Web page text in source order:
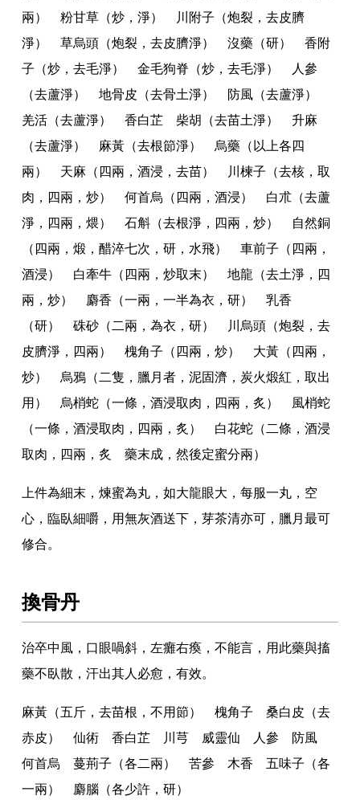
兩） 粉甘草（炒 ，淨） 川附子（炮裂 ，去皮臍
淨） 草烏頭（炮裂 ，去皮臍淨） 沒藥（研） 香附
子（炒 ，去毛淨） 金毛狗脊（炒 ，去毛淨） 人參
（去蘆淨） 地骨皮（去骨土淨） 防風（去蘆淨）
羌活（去蘆淨） 香白芷 柴胡（去苗土淨） 升麻
（去蘆淨） 麻黃（去根節淨） 烏藥（以上各四
兩） 天麻（四兩 ，酒浸 ，去苗） 川楝子（去核 ，取
肉 ， 四兩 ，炒） 何首烏（四兩 ，酒浸） 白朮（去蘆
淨 ， 四兩 ，煨） 石斛（去根淨 ， 四兩 ，炒） 自然銅
（四兩 ，煅 ，醋淬七次 ，研 ， 水飛） 車前子（四兩 ，
酒浸） 白牽牛（四兩 ，炒取末） 地龍（去土淨 ， 四
兩 ，炒） 麝香（一兩 ，一半為衣 ，研） 乳香
（研） 硃砂（二兩 ，為衣 ，研） 川烏頭（炮裂 ，去
皮臍淨 ， 四兩） 槐角子（四兩 ，炒） 大黃（四兩 ，
炒） 烏鴉（二隻 ， 臘月者 ，泥固濟 ， 炭火煅紅 ，取出
用） 烏梢蛇（一條 ，酒浸取肉 ， 四兩 ，炙） 風梢蛇
（一條 ，酒浸取肉 ， 四兩 ，炙） 白花蛇（二條 ，酒浸
取肉 ， 四兩 ，炙 藥末成 ，然後定蜜分兩）
上件為細末 ，煉蜜為丸 ，如大龍眼大 ，每服一丸 ， 空
心 ， 臨臥細嚼 ， 用無灰酒送下 ，芽茶清亦可 ， 臘月最可
修合。
換骨丹
治卒中風 ， 口眼喎斜 ， 左癱右瘓 ，不能言 ， 用此藥與搐
藥不臥散 ，汗出其人必愈 ，有效。
麻黃（五斤 ，去苗根 ，不用節） 槐角子 桑白皮（去
赤皮） 仙術 香白芷 川芎 威靈仙 人參 防風
何首烏 蔓荊子（各二兩） 苦參 木香 五味子（各
一兩） 麝腦（各少許 ，研）